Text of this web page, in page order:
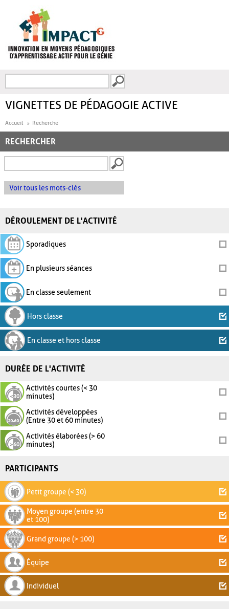
FORMULAIRE DE
VIGNETTES DE PÉDAGOGIE ACTIVE
Accueil Recherche
RECHERCHER
Voir tous les mots-clés
DÉROULEMENT DE L'ACTIVITÉ
Sporadiques
En plusieurs séances
En classe seulement
Hors classe
En classe et hors classe
DURÉE DE L'ACTIVITÉ
Activités courtes (< 30
minutes)
Activités développées
(Entre 30 et 60 minutes)
Activités élaborées (> 60
minutes)
PARTICIPANTS
Petit groupe (< 30)
Moyen groupe (entre 30
et 100)
Grand groupe (> 100)
Équipe
Individuel